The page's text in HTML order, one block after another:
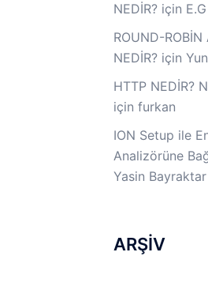
NEDİR?için E.G
ROUND-ROBİN
NEDİR?için
HTTP NEDİR?
için furkan
ION Setup ile
Analizörüne
Yasin Bayraktar
ARŞİV